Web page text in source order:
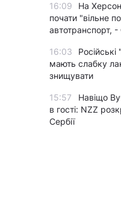
16:09
На
почати "вільне
автотранспорт,
16:03
мають слабку
знищувати
15:57
Навіщо
в гості: NZZ
Сербії